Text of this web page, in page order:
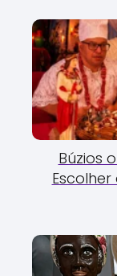
Búzios